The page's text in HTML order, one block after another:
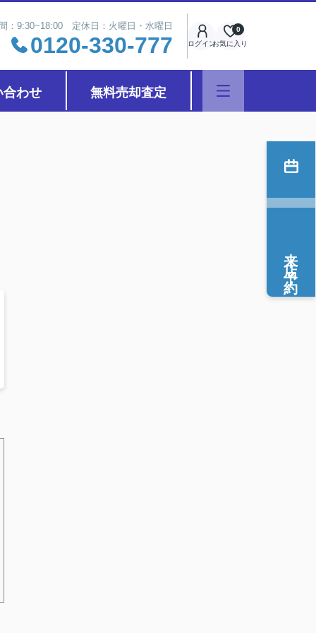
：9:30~18:00 定休日：火曜日・水曜日
0120-330-777 ログインお気に入り
0
合わせ 無料売却査定
来店予約